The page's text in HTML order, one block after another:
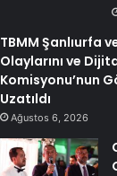
TBMM Şanlıurfa
Olaylarını ve
Komisyonu’nun
Uzatıldı
Ağustos 6, 2026